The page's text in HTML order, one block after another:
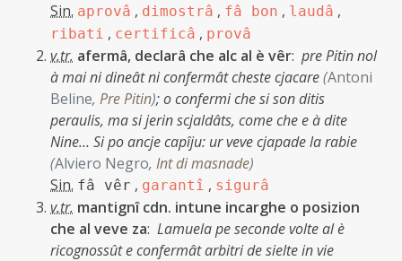
Sin. aprovâ , dimostrâ , fâ bon , laudâ ,
ribati , certificâ , provâ
v.tr. afermâ, declarâ che alc al è vêr: pre Pitin nol
à mai ni dineât ni confermât cheste cjacare(Antoni
Beline, Pre Pitin);o confermi che si son ditis
peraulis, ma si jerin scjaldâts, come che e à dite
Nine… Si po ancje capîju: ur veve cjapade la rabie
(Alviero Negro, Int di masnade)
Sin. fâ vêr , garantî , sigurâ
v.tr. mantignî cdn. intune incarghe o posizion
che al veve za: Lamuela pe seconde volte al è
ricognossût e confermât arbitri de sielte in vie